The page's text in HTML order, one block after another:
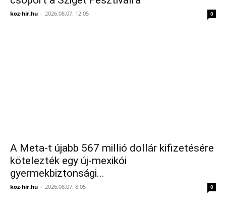
koz-hir.hu - 2026.08.07. 12:05 0
A Meta-t újabb 567 millió dollár kifizetésére
kötelezték egy új-mexikói
gyermekbiztonsági...
koz-hir.hu - 2026.08.07. 8:05 0